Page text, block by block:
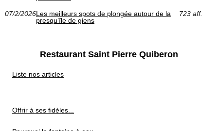
07/2/2026Les meilleurs spots de plongée autour de la
presqu’île de giens
723 aff.
Restaurant Saint Pierre Quiberon
Liste nos articles
Offrir à ses fidèles...